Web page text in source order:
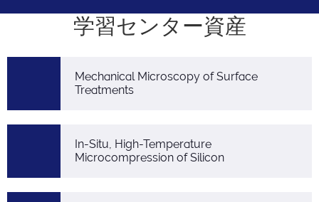
学習センター資産
Mechanical Microscopy of Surface
Treatments
In-Situ, High-Temperature
Microcompression of Silicon